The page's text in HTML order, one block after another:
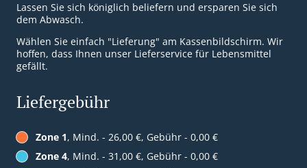
Lassen Sie sich königlich beliefern und ersparen Sie sich
dem Abwasch.
Wählen Sie einfach "Lieferung" am Kassenbildschirm. Wir
hoffen, dass Ihnen unser Lieferservice für Lebensmittel
gefällt.
Liefergebühr
Zone 1, Mind. - 26,00 €, Gebühr - 0,00 €
Zone 4, Mind. - 31,00 €, Gebühr - 0,00 €